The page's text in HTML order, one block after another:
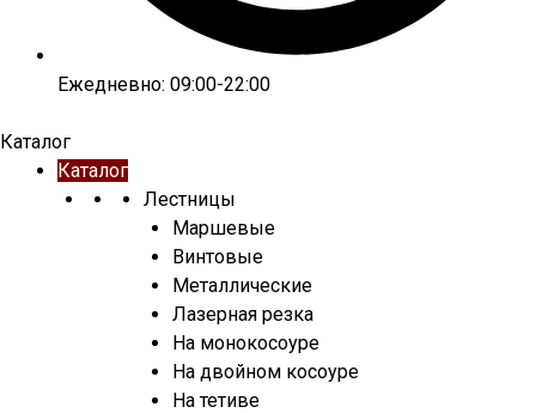
Ежедневно: 09:00-22:00
Каталог
Каталог
Лестницы
Маршевые
Винтовые
Металлические
Лазерная резка
На монокосоуре
На двойном косоуре
На тетиве